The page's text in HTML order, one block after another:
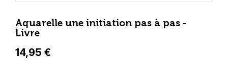
Aquarelle une initiation pas à pas -
Livre
14,95 €